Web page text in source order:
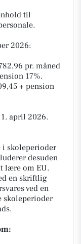
til
2026:
pr. måned
17%.
+ pension
april 2026.
skoleperioder
desuden
lære om EU.
en skriftlig
ved en
skoleperioder